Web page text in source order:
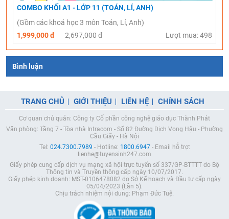
COMBO KHỐI A1 - LỚP 11 (TOÁN, LÍ, ANH)
(Gồm các khoá học 3 môn Toán, Lí, Anh)
1,999,000 đ
2,697,000 đ Lượt mua: 498
Bình luận
TRANG CHỦ GIỚI THIỆU LIÊN HỆ CHÍNH SÁCH
Cơ quan chủ quản: Công ty Cổ phần công nghệ giáo dục Thành Phát
Văn phòng: Tầng 7 - Tòa nhà Intracom - Số 82 Đường Dịch Vọng Hậu - Phường
Cầu Giấy - Hà Nội
Tel: 024.7300.7989 - Hotline: 1800.6947- Email hỗ trợ:
lienhe@tuyensinh247.com
Giấy phép cung cấp dịch vụ mạng xã hội trực tuyến số 337/GP-BTTTT do Bộ
Thông tin và Truyền thông cấp ngày 10/07/2017.
Giấy phép kinh doanh: MST-0106478082 do Sở Kế hoạch và Đầu tư cấp ngày
05/04/2023 (Lần 5).
Chịu trách nhiệm nội dung: Phạm Đức Tuệ.